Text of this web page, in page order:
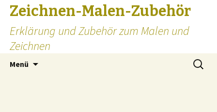
Zeichnen-Malen-Zubehör
Erklärung und Zubehör zum Malen und
Zeichnen
Menü
Suchen
nach: